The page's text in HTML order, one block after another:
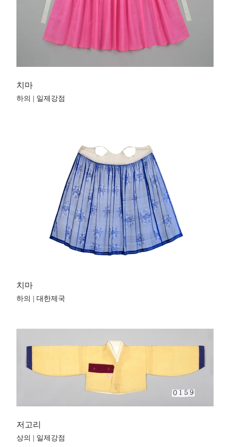
치마
하의 | 일제강점
치마
하의 | 대한제국
저고리
상의 | 일제강점